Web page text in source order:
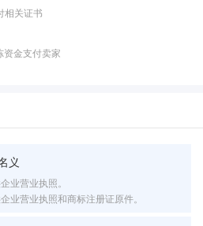
相关证书
资金支付卖家
义
业营业执照。
业营业执照和商标注册证原件。